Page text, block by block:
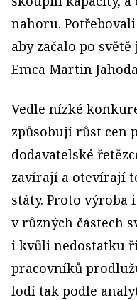
nahoru.
aby začalo po
Emca Martin
Vedle nízké
způsobují růst cen
dodavatelské
zavírají a otevírají
státy. Proto výroba
v různých částech
i kvůli nedostatku
pracovníků
lodí tak podle